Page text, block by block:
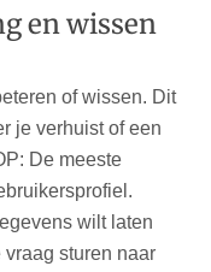
en wissen
of wissen. Dit
je verhuist of een
De meeste
wilt laten
sturen naar